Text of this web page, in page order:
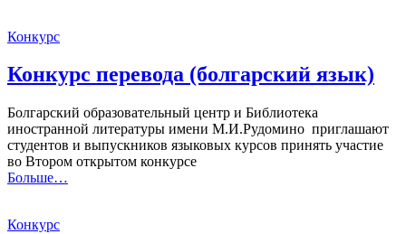
Конкурс
Конкурс перевода (болгарский язык)
Болгарский образовательный центр и Библиотека
иностранной литературы имени М.И.Рудомино приглашают
студентов и выпускников языковых курсов принять участие
во Втором открытом конкурсе
Больше…
Конкурс